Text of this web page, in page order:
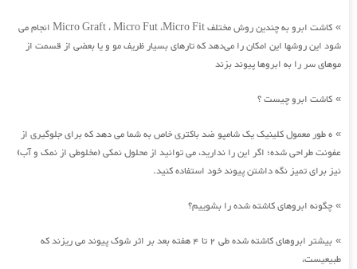
»
کاشت ابرو به چندین روش مختلف Micro Graft ، Micro Fut ،Micro Fit انجام می
شود این روشها این امکان را می‌دهد که تارهای بسیار ظریف مو و یا بعضی از قسمت از
موهای سر را به ابروها پیوند بزند
» کاشت ابرو چیست ؟
» ه طور معمول کلینیک یک شامپو ضد باکتری خاص به شما می دهد که برای جلوگیری از
عفونت طراحی شده؛ اگر این را ندارید، می توانید از محلول نمکی (مخلوطی از نمک و آب)
نیز برای تمیز نگه داشتن پیوند خود استفاده کنید.
» چگونه ابروهای کاشته شده را بشوییم؟
»
بیشتر ابروهای کاشته شده طی 2 تا 4 هفته بعد بر اثر شوک پیوند می ریزند که
طبیعیست،